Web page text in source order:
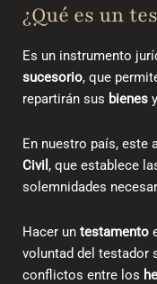
¿Qué es un
Es un instrumento
sucesorio, que
repartirán sus bienes
En nuestro país, este
Civil , que establece
solemnidades
Hacer un testamento
voluntad del testador
conflictos entre los